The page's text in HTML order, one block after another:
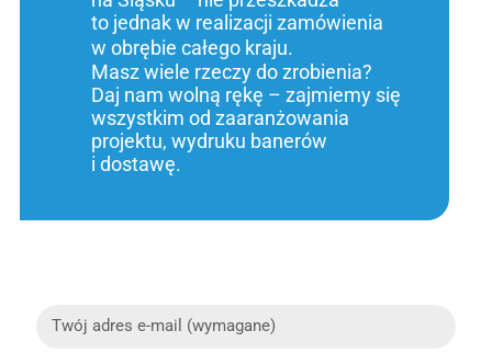
to jednak w realizacji zamówienia
w obrębie całego kraju.
Masz wiele rzeczy do zrobienia?
Daj nam wolną rękę – zajmiemy się
wszystkim od zaaranżowania
projektu, wydruku banerów
i dostawę.